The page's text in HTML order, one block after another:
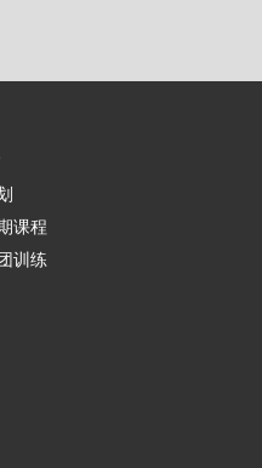
课程
训练